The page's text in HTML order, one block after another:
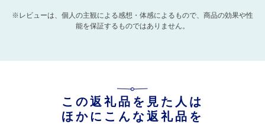
※レビューは、個人の主観による感想・体感によるもので、商品の効果や性
能を保証するものではありません。
この返礼品を見た人は
ほかにこんな返礼品を